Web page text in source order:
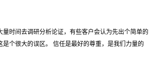
量时间去调研分析论证，有些客户会认为先出个简单的
是个很大的误区。 信任是最好的尊重，是我们力量的